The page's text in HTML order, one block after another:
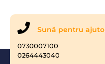
Sună pentru
0730007100
0264443040